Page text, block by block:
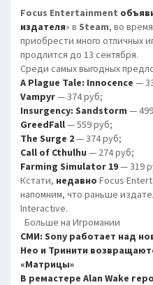
Focus Entertainment
издателя» в Steam, во
приобрести много отличных
продлится до 13 сентября.
Среди самых выгодных
A Plague Tale: Innocence —
Vampyr— 374 руб;
Insurgency: Sandstorm —
GreedFall— 559 руб;
The Surge 2— 374 руб;
Call of Cthulhu — 274 руб;
Farming Simulator 19— 319
Кстати, недавно Focus
напомним, что раньше
Interactive.
Больше на Игромании
СМИ: Sony работает над
Нео и Тринити
«Матрицы»
В ремастере Alan Wake